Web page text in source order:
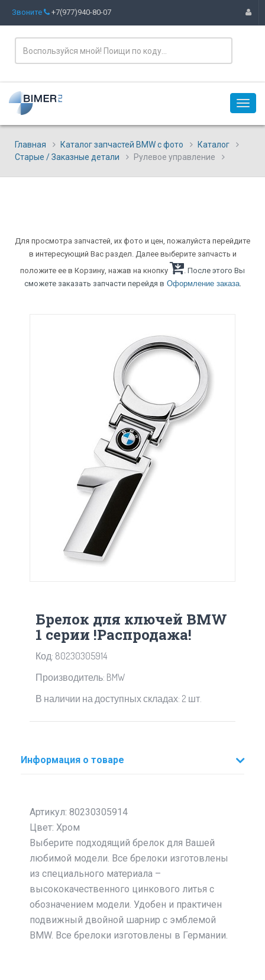
Звоните +7(977)940-80-07
Главная Каталог запчастей BMW с фото
Каталог
Старые / Заказные детали
Рулевое управление
Для просмотра запчастей, их фото и цен, пожалуйста перейдите
в интересующий Вас раздел. Далее выберите запчасть и
положите ее в Корзину, нажав на кнопку
. После этого Вы
сможете заказать запчасти перейдя в Оформление заказа.
Брелок для ключей BMW
1 серии !Распродажа!
Код: 80230305914
Производитель: BMW
В наличии на доступных складах: 2 шт.
Информация о товаре
Артикул: 80230305914
Цвет: Хром
Выберите подходящий брелок для Вашей
любимой модели. Все брелоки изготовлены
из специального материала –
высококачественного цинкового литья с
обозначением модели. Удобен и практичен
подвижный двойной шарнир с эмблемой
BMW. Все брелоки изготовлены в Германии.